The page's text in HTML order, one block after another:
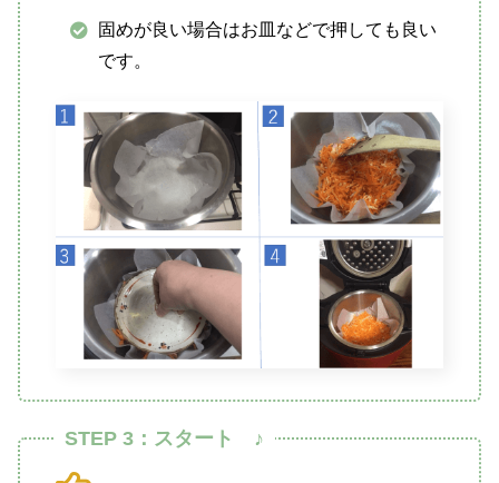
固めが良い場合はお皿などで押しても良い
です。
STEP 3：スタート ♪